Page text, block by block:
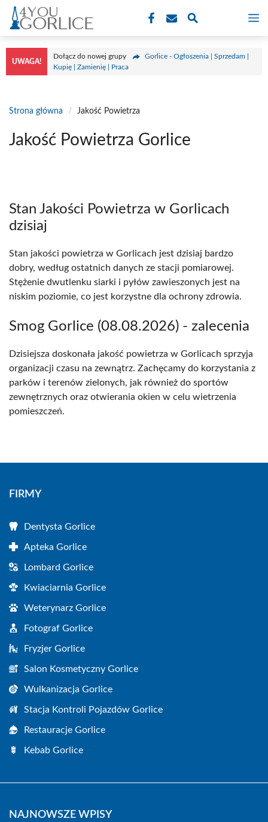
Przejdź
treści
UWAGA!
Dołącz do nowej grupy
Gorlice - Ogłoszenia | Sprzedam |
Kupię | Zamienię | Praca
Strona główna / Jakość Powietrza
Jakość Powietrza Gorlice
Stan Jakości Powietrza w Gorlicach
dzisiaj
Stan jakości powietrza w Gorlicach jest dzisiaj bardzo
dobry, według ostatnich danych ze stacji pomiarowej.
Stężenie dwutlenku siarki i pyłów zawieszonych jest na
niskim poziomie, co jest korzystne dla ochrony zdrowia.
Smog Gorlice (08.08.2026) - zalecenia
Dzisiejsza doskonała jakość powietrza w Gorlicach sprzyja
organizacji czasu na zewnątrz. Zachęcamy do korzystania z
parków i terenów zielonych, jak również do sportów
zewnętrznych oraz otwierania okien w celu wietrzenia
pomieszczeń.
FIRMY
Dentysta Gorlice
Apteka Gorlice
Lombard Gorlice
Kwiaciarnia Gorlice
Weterynarz Gorlice
Fotograf Gorlice
Fryzjer Gorlice
Salon Kosmetyczny Gorlice
Wulkanizacja Gorlice
Stacja Kontroli Pojazdów Gorlice
Restauracje Gorlice
Kebab Gorlice
NAJNOWSZE WPISY